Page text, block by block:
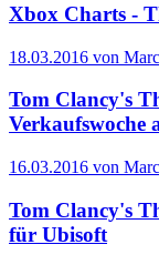
Xbox Charts -
18.03.2016 von
Tom Clancy's
Verkaufswoche
16.03.2016 von
Tom Clancy's
für Ubisoft